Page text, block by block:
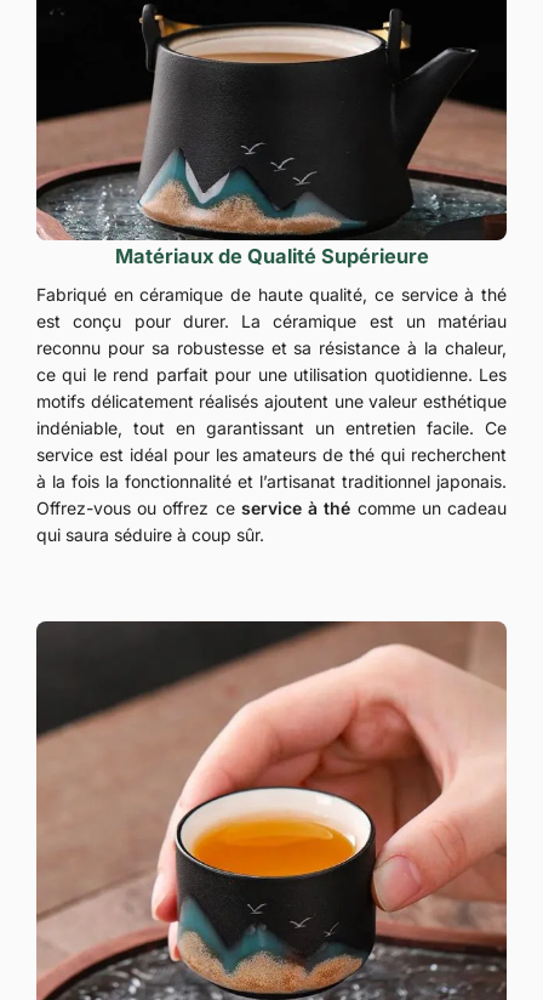
Matériaux de Qualité Supérieure
Fabriqué en céramique de haute qualité, ce service à thé
est conçu pour durer. La céramique est un matériau
reconnu pour sa robustesse et sa résistance à la chaleur,
ce qui le rend parfait pour une utilisation quotidienne. Les
motifs délicatement réalisés ajoutent une valeur esthétique
indéniable, tout en garantissant un entretien facile. Ce
service est idéal pour les amateurs de thé qui recherchent
à la fois la fonctionnalité et l’artisanat traditionnel japonais.
Offrez-vous ou offrez ce service à thé comme un cadeau
qui saura séduire à coup sûr.